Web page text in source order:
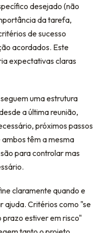
desejado (não
da tarefa,
de sucesso
acordados. Este
expectativas claras
uma estrutura
a última reunião,
próximos passos
têm a mesma
para controlar mas
claramente quando e
ajuda. Critérios como "se
prazo estiver em risco"